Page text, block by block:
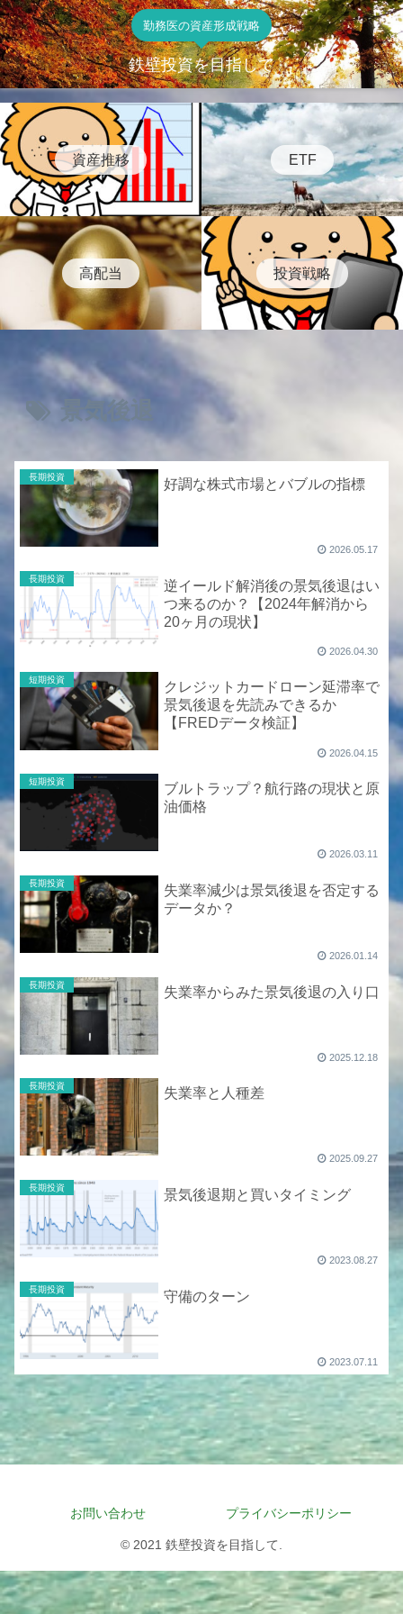
勤務医の資産形成戦略
鉄壁投資を目指して
資産推移 ETF
高配当 投資戦略
景気後退
長期投資 好調な株式市場とバブルの指標
2026.05.17
長期投資
逆イールド解消後の景気後退はい
つ来るのか？【2024年解消から
20ヶ月の現状】
2026.04.30
短期投資
クレジットカードローン延滞率で
景気後退を先読みできるか
【FREDデータ検証】
2026.04.15
短期投資
ブルトラップ？航行路の現状と原
油価格
2026.03.11
長期投資
失業率減少は景気後退を否定する
データか？
2026.01.14
長期投資 失業率からみた景気後退の入り口
2025.12.18
長期投資 失業率と人種差
2025.09.27
長期投資 景気後退期と買いタイミング
2023.08.27
長期投資 守備のターン
2023.07.11
お問い合わせ プライバシーポリシー
© 2021 鉄壁投資を目指して.